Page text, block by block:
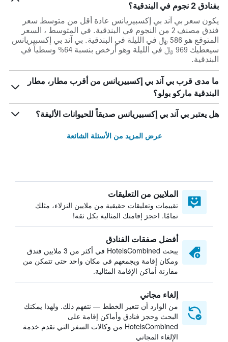
بفنادق 2 نجوم في البندقية؟
يكون سعر بي آند بي إكسبيريانس عادة أقل من متوسط ​​سعر
فندق مصنف 2 من النجوم في البندقية. في المتوسط ، السعر
المتوقع هو 586 ﷼ في الليلة في البندقية. بي آند بي إكسبيريانس
سيعطيك 969 ﷼ في الليلة وهو أرخص بنسبة 64% وسطياً في
البندقية.
ما مدى قرب بي آند بي إكسبيريانس من أقرب مطار، مطار
البندقية ماركو بولو؟
هل يعتبر بي آند بي إكسبيريانس صديقاً للحيوانات الأليفة؟
عرض المزيد من الأسئلة الشائعة
الملايين من التعليقات
تقييمات وتعليقات حقيقية من ملايين النزلاء، مثلك
تمامًا. احجز إقامتك المثالية بكل ثقة!
أفضل صفقات الفنادق
يبحث HotelsCombined في أكثر من 3 ملايين فندق
ومكان إقامة ويجمعهم في مكان واحد حتى تتمكن من
مقارنة أماكن الإقامة المثالية.
إلغاء مجاني
من الوارد أن تتغير الخطط — نتفهم ذلك. ولهذا يمكنك
البحث وحجز فنادق وأماكن إقامة على
HotelsCombined من وكالات السفر التي تقدم خدمة
الإلغاء المجاني